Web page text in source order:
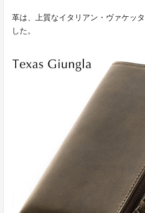
革は、上質なイタリアン・ヴァケッ
した。